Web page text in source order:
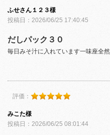
ふせさん１２３様
投稿日：2026/06/25 17:40:45
だしパック３０
毎日みそ汁に入れています一味座全
評価：
みこた様
投稿日：2026/06/25 08:01:44